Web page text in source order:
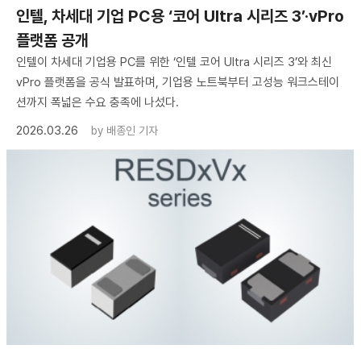
인텔, 차세대 기업 PC용 ‘코어 Ultra 시리즈 3’·vPro
플랫폼 공개
인텔이 차세대 기업용 PC를 위한 ‘인텔 코어 Ultra 시리즈 3’와 최신
vPro 플랫폼을 공식 발표하며, 기업용 노트북부터 고성능 워크스테이
션까지 폭넓은 수요 충족에 나섰다.
2026.03.26
by 배종인 기자